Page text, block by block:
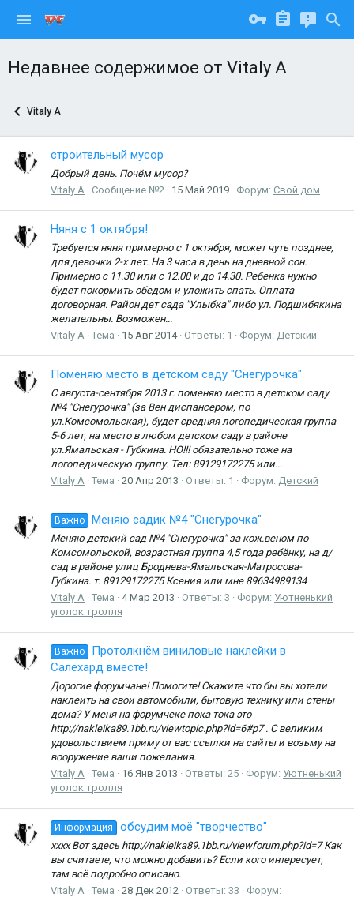
Недавнее содержимое от Vitaly A
Vitaly A
строительный мусор
Добрый день. Почём мусор?
Vitaly A
Сообщение №2 15 Май 2019 Форум: Свой дом
Няня с 1 октября!
Требуется няня примерно с 1 октября, может чуть позднее,
для девочки 2-х лет. На 3 часа в день на дневной сон.
Примерно с 11.30 или с 12.00 и до 14.30. Ребенка нужно
будет покормить обедом и уложить спать. Оплата
договорная. Район дет сада "Улыбка" либо ул. Подшибякина
желательны. Возможен...
Vitaly A
Тема 15 Авг 2014 Ответы: 1 Форум: Детский
Поменяю место в детском саду "Снегурочка"
С августа-сентября 2013 г. поменяю место в детском саду
№4 "Снегурочка" (за Вен диспансером, по
ул.Комсомольская), будет средняя логопедическая группа
5-6 лет, на место в любом детском саду в районе
ул.Ямальская - Губкина. НО!!! обязательно тоже на
логопедическую группу. Тел: 89129172275 или...
Vitaly A
Тема 20 Апр 2013 Ответы: 1 Форум: Детский
Важно Меняю садик №4 "Снегурочка"
Меняю детский сад №4 "Снегурочка" за кож.веном по
Комсомольской, возрастная группа 4,5 года ребёнку, на д/
сад в районе улиц Броднева-Ямальская-Матросова-
Губкина. т. 89129172275 Ксения или мне 89634989134
Vitaly A
Тема 4 Мар 2013 Ответы: 3 Форум: Уютненький
уголок тролля
Важно
Протолкнём виниловые наклейки в
Салехард вместе!
Дорогие форумчане! Помогите! Скажите что бы вы хотели
наклеить на свои автомобили, бытовую технику или стены
дома? У меня на форумчеке пока тока это
http://nakleika89.1bb.ru/viewtopic.php?id=6#p7 . С великим
удовольствием приму от вас ссылки на сайты и возьму на
вооружение ваши пожелания.
Vitaly A
Тема 16 Янв 2013 Ответы: 25 Форум: Уютненький
уголок тролля
Информация обсудим моё "творчество"
хххх Вот здесь http://nakleika89.1bb.ru/viewforum.php?id=7 Как
вы считаете, что можно добавить? Если кого интересует,
там всё подробно описано.
Vitaly A
Тема 28 Дек 2012 Ответы: 33
Форум: